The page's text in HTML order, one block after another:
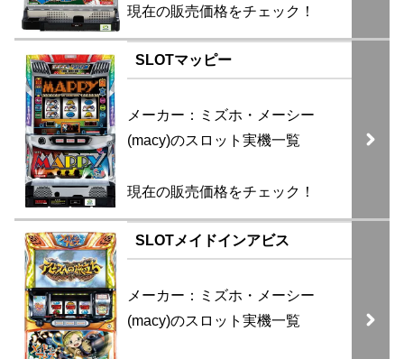
現在の販売価格をチェック！
SLOTマッピー
メーカー：ミズホ・メーシー
(macy)のスロット実機一覧
現在の販売価格をチェック！
SLOTメイドインアビス
メーカー：ミズホ・メーシー
(macy)のスロット実機一覧